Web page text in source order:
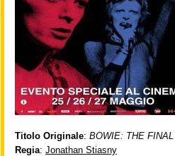
Titolo Originale: BOWIE: THE
Regia: Jonathan Stiasny